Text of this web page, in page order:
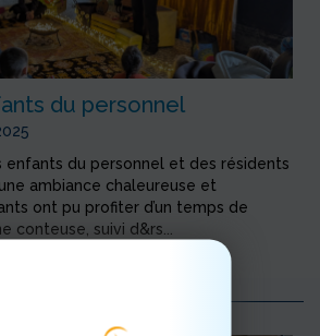
du personnel
enfants du personnel et des résidents
ambiance chaleureuse et
ont pu profiter d’un temps de
conteuse, suivi d&rs...